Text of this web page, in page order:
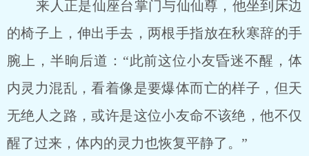
来人正是仙座台掌门与仙仙尊，他坐到床边
的椅子上，伸出手去，两根手指放在秋寒辞的手
腕上，半晌后道：“此前这位小友昏迷不醒，体
内灵力混乱，看着像是要爆体而亡的样子，但天
无绝人之路，或许是这位小友命不该绝，他不仅
醒了过来，体内的灵力也恢复平静了。”